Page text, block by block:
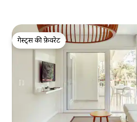
गेस्ट्स की फ़ेवरेट
गेस्ट्स की फ़ेवरेट